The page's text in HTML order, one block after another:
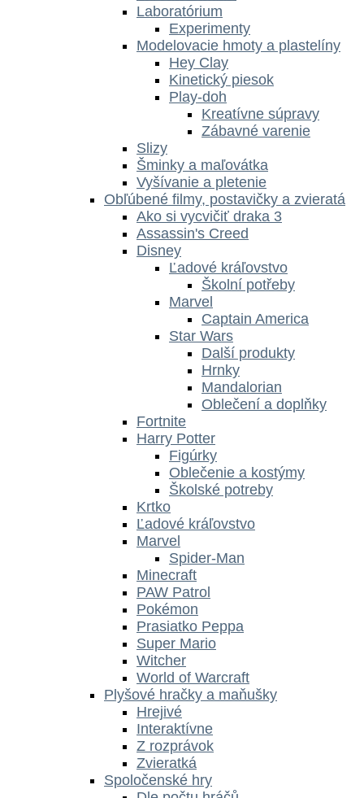
Laboratórium
Experimenty
Modelovacie hmoty a plastelíny
Hey Clay
Kinetický piesok
Play-doh
Kreatívne súpravy
Zábavné varenie
Slizy
Šminky a maľovátka
Vyšívanie a pletenie
Obľúbené filmy, postavičky a zvieratá
Ako si vycvičiť draka 3
Assassin's Creed
Disney
Ľadové kráľovstvo
Školní potřeby
Marvel
Captain America
Star Wars
Další produkty
Hrnky
Mandalorian
Oblečení a doplňky
Fortnite
Harry Potter
Figúrky
Oblečenie a kostýmy
Školské potreby
Krtko
Ľadové kráľovstvo
Marvel
Spider-Man
Minecraft
PAW Patrol
Pokémon
Prasiatko Peppa
Super Mario
Witcher
World of Warcraft
Plyšové hračky a maňušky
Hrejivé
Interaktívne
Z rozprávok
Zvieratká
Spoločenské hry